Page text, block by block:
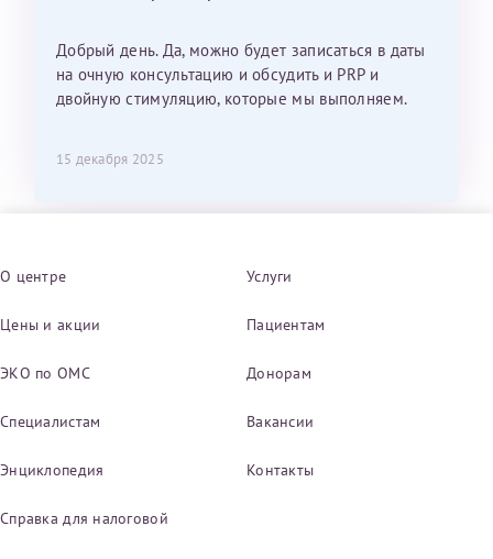
Добрый день. Да, можно будет записаться в даты
на очную консультацию и обсудить и PRP и
двойную стимуляцию, которые мы выполняем.
15 декабря 2025
О центре Услуги
Цены и акции Пациентам
ЭКО по ОМС Донорам
Специалистам Вакансии
Энциклопедия Контакты
Справка для налоговой